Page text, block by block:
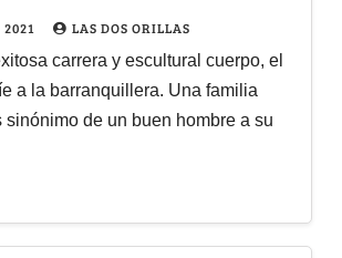
LAS DOS ORILLAS
carrera y escultural cuerpo, el
a la barranquillera. Una familia
sinónimo de un buen hombre a su